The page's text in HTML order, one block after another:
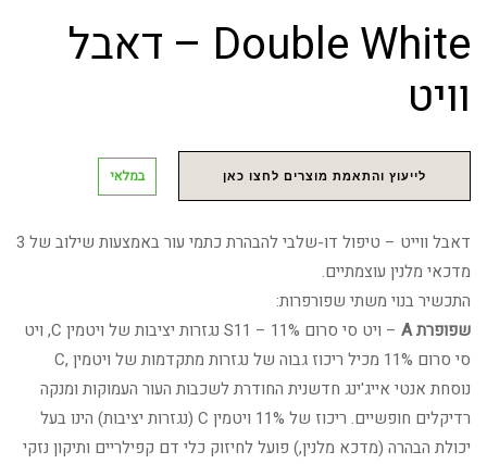
Double White – דאבל
וויט
לייעוץ והתאמת מוצרים לחצו כאן במלאי
דאבל ווייט – טיפול דו-שלבי להבהרת כתמי עור באמצעות שילוב של 3
מדכאי מלנין עוצמתיים.
התכשיר בנוי משתי שפורפרות:
שפופרת A
– ויט סי סרום S11 – 11% נגזרות יציבות של ויטמין C, ויט
סי סרום 11% מכיל ריכוז גבוה של נגזרות מתקדמות של ויטמין ,C
נוסחת אנטי אייג'ינג חדשנית החודרת לשכבות העור העמוקות ומנקה
רדיקלים חופשיים. ריכוז של 11% ויטמין C (נגזרות יציבות) הינו בעל
יכולת הבהרה (מדכא מלנין,) פועל לחיזוק כלי דם קפילריים ותיקון נזקי